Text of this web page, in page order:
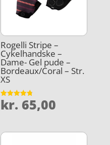
Rogelli Stripe –
Cykelhandske –
Dame- Gel pude –
Bordeaux/Coral – Str.
XS
Vurderet
4.8
kr. 65,00